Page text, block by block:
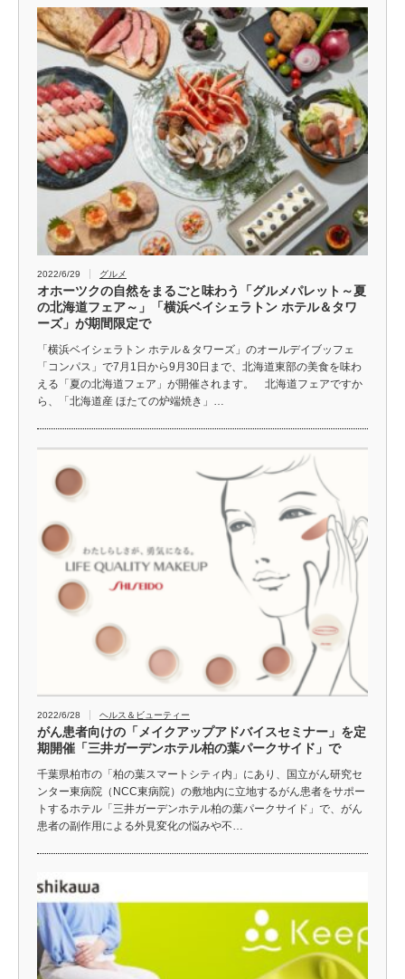
2022/6/29 グルメ
オホーツクの自然をまるごと味わう「グルメパレット～夏
の北海道フェア～」「横浜ベイシェラトン ホテル＆タワ
ーズ」が期間限定で
「横浜ベイシェラトン ホテル＆タワーズ」のオールデイブッフェ
「コンパス」で7月1日から9月30日まで、北海道東部の美食を味わ
える「夏の北海道フェア」が開催されます。 北海道フェアですか
ら、「北海道産 ほたての炉端焼き」…
2022/6/28 ヘルス＆ビューティー
がん患者向けの「メイクアップアドバイスセミナー」を定
期開催「三井ガーデンホテル柏の葉パークサイド」で
千葉県柏市の「柏の葉スマートシティ内」にあり、国立がん研究セ
ンター東病院（NCC東病院）の敷地内に立地するがん患者をサポー
トするホテル「三井ガーデンホテル柏の葉パークサイド」で、がん
患者の副作用による外見変化の悩みや不…